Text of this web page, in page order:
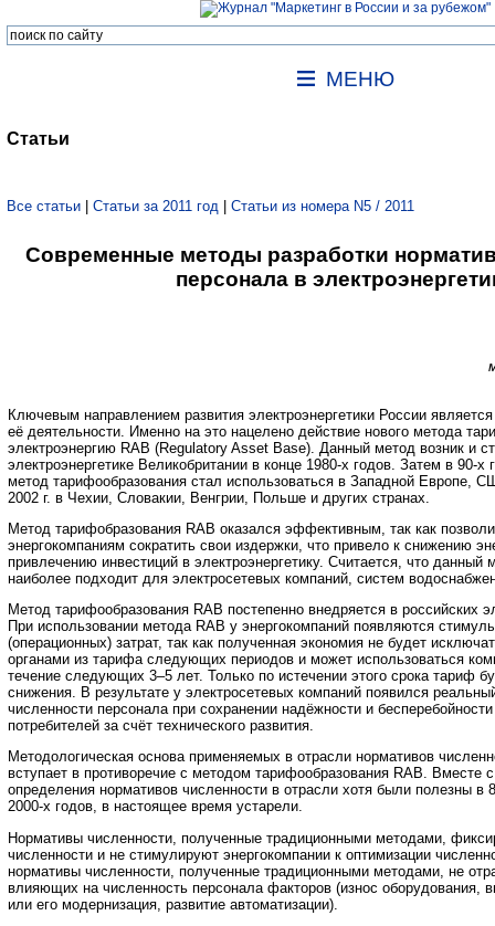
МЕНЮ
Статьи
Все статьи | Статьи за 2011 год | Статьи из номера N5 / 2011
Современные методы разработки
персонала в
Ключевым направлением развития электроэнергетики России
её деятельности. Именно на это нацелено действие нового метода
электроэнергию RAB (Regulatory Asset Base). Данный метод возник и
электроэнергетике Великобритании в конце 1980-х годов. Затем в 90-х
метод тарифообразования стал использоваться в Западной Европе,
2002 г. в Чехии, Словакии, Венгрии, Польше и других странах.
Метод тарифобразования RAB оказался эффективным, так как
энергокомпаниям сократить свои издержки, что привело к снижению
привлечению инвестиций в электроэнергетику. Считается, что данный
наиболее подходит для электросетевых компаний, систем
Метод тарифообразования RAB постепенно внедряется в российских
При использовании метода RAB у энергокомпаний появляются
(операционных) затрат, так как полученная экономия не будет
органами из тарифа следующих периодов и может использоваться
течение следующих 3–5 лет. Только по истечении этого срока тариф
снижения. В результате у электросетевых компаний появился
численности персонала при сохранении надёжности и
потребителей за счёт технического развития.
Методологическая основа применяемых в отрасли нормативов
вступает в противоречие с методом тарифообразования RAB. Вместе
определения нормативов численности в отрасли хотя были полезны в
2000-х годов, в настоящее время устарели.
Нормативы численности, полученные традиционными методами,
численности и не стимулируют энергокомпании к оптимизации
нормативы численности, полученные традиционными методами, не
влияющих на численность персонала факторов (износ оборудования,
или его модернизация, развитие автоматизации).